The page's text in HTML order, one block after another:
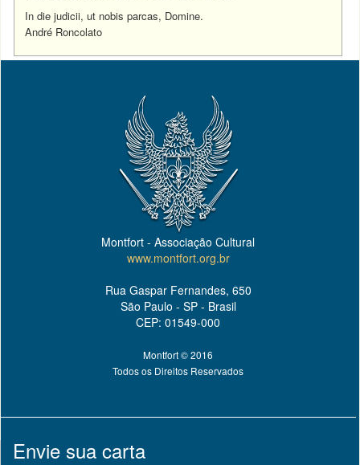
In die judicii, ut nobis parcas, Domine.
André Roncolato
Montfort - Associação Cultural
www.montfort.org.br
Rua Gaspar Fernandes, 650
São Paulo - SP - Brasil
CEP: 01549-000
Montfort © 2016
Todos os Direitos Reservados
Envie sua carta